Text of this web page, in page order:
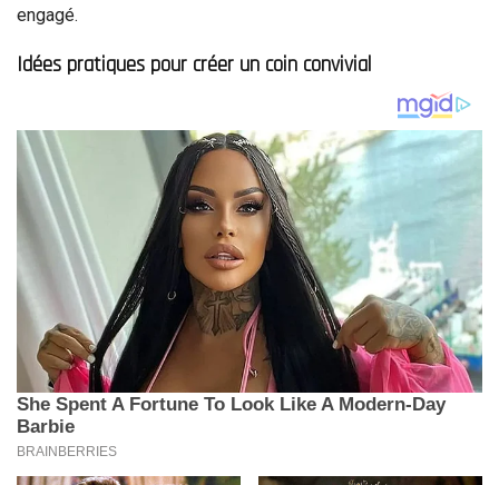
engagé.
Idées pratiques pour créer un coin convivial